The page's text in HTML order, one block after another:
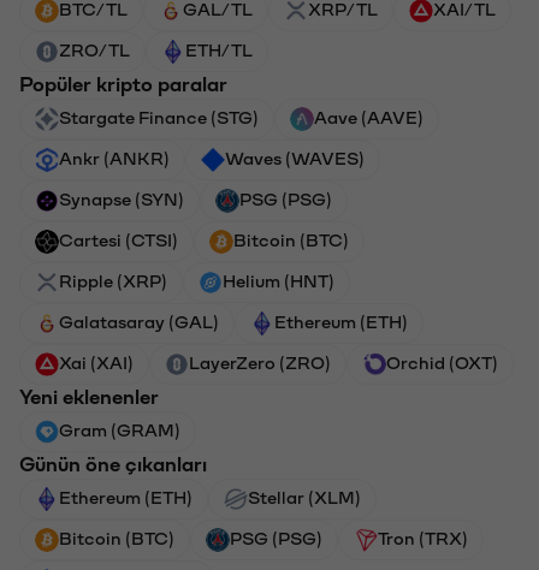
BTC/TL GAL/TL XRP/TL XAI/TL
ZRO/TL ETH/TL
Popüler kripto paralar
Stargate Finance (STG) Aave (AAVE)
Ankr (ANKR) Waves (WAVES)
Synapse (SYN) PSG (PSG)
Cartesi (CTSI) Bitcoin (BTC)
Ripple (XRP) Helium (HNT)
Galatasaray (GAL) Ethereum (ETH)
Xai (XAI) LayerZero (ZRO) Orchid (OXT)
Yeni eklenenler
Gram (GRAM)
Günün öne çıkanları
Ethereum (ETH) Stellar (XLM)
Bitcoin (BTC) PSG (PSG) Tron (TRX)